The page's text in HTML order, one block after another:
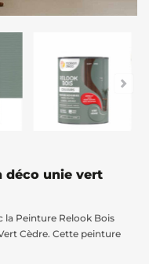
déco unie vert
la Peinture Relook Bois
Cèdre. Cette peinture